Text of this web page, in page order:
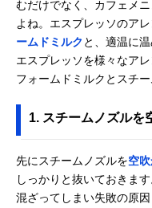
むだけでなく、カフェメ
よね。エスプレッソのア
ームドミルク と、適温に
エスプレッソを様々なア
フォームドミルクとスチ
1. スチームノズルを
先にスチームノズルを空
しっかりと抜いておきま
混ざってしまい失敗の原